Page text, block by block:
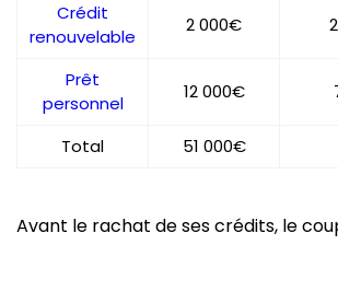
Crédit
renouvelable
2 000€
Prêt
personnel
12 000€
Total 51 000€
Avant le rachat de ses crédits, le